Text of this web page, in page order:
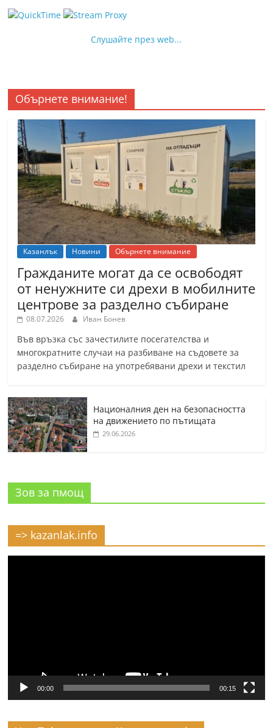
Слушайте през web...
Обърнете внимание!
Казанлък Новини Обърнете внимание
Гражданите могат да се освободят
от ненужните си дрехи в мобилните
центрове за разделно събиране
08.07.2026 Иван Бонев
Във връзка със зачестилите посегателства и
многократните случаи на разбиване на съдовете за
разделно събиране на употребявани дрехи и текстил
Националния ден на безопасността
на движението по пътищата
29.06.2026
Зов за пмощ
=> kazanlak.info
00:00 00:15